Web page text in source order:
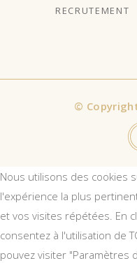
RECRUTEMENT
©
Nous utilisons des cookies
l'expérience la plus
et vos visites répétées. En
consentez à l'utilisation de
pouvez visiter "Paramètres